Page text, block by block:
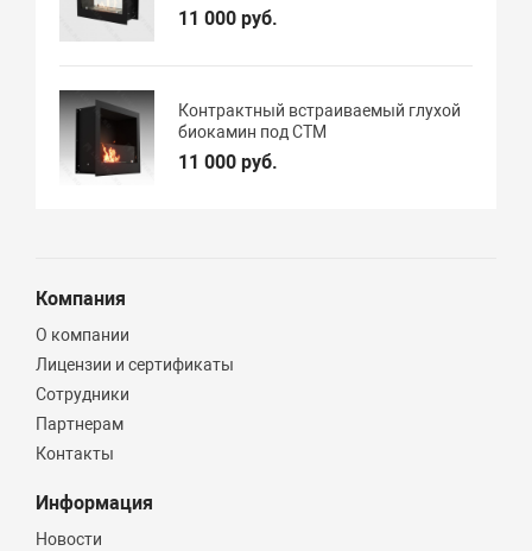
11 000 руб.
Контрактный встраиваемый глухой
биокамин под СТМ
11 000 руб.
Компания
О компании
Лицензии и сертификаты
Сотрудники
Партнерам
Контакты
Информация
Новости